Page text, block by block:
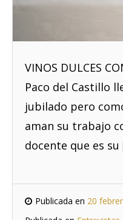
VINOS DULCES
Paco del Castillo
jubilado pero
aman su trabajo
docente que es
Publicada en 20